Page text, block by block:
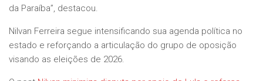
da Paraíba”, destacou.
Nilvan Ferreira segue intensificando sua agenda política no
estado e reforçando a articulação do grupo de oposição
visando as eleições de 2026.